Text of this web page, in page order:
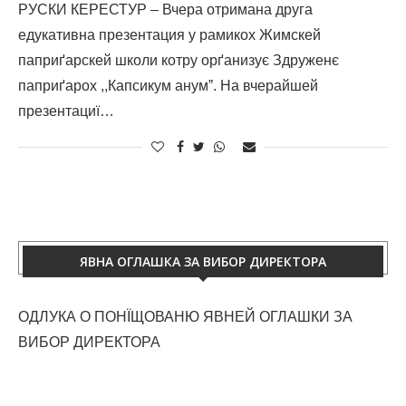
РУСКИ КЕРЕСТУР – Вчера отримана друга
едукативна презентация у рамикох Жимскей
паприґарскей школи котру орґанизує Здруженє
паприґарох ,,Капсикум анумˮ. На вчерайшей
презентациї…
ЯВНА ОГЛАШКА ЗА ВИБОР ДИРЕКТОРА
ОДЛУКА О ПОНЇЩОВАНЮ ЯВНЕЙ ОГЛАШКИ ЗА
ВИБОР ДИРЕКТОРА